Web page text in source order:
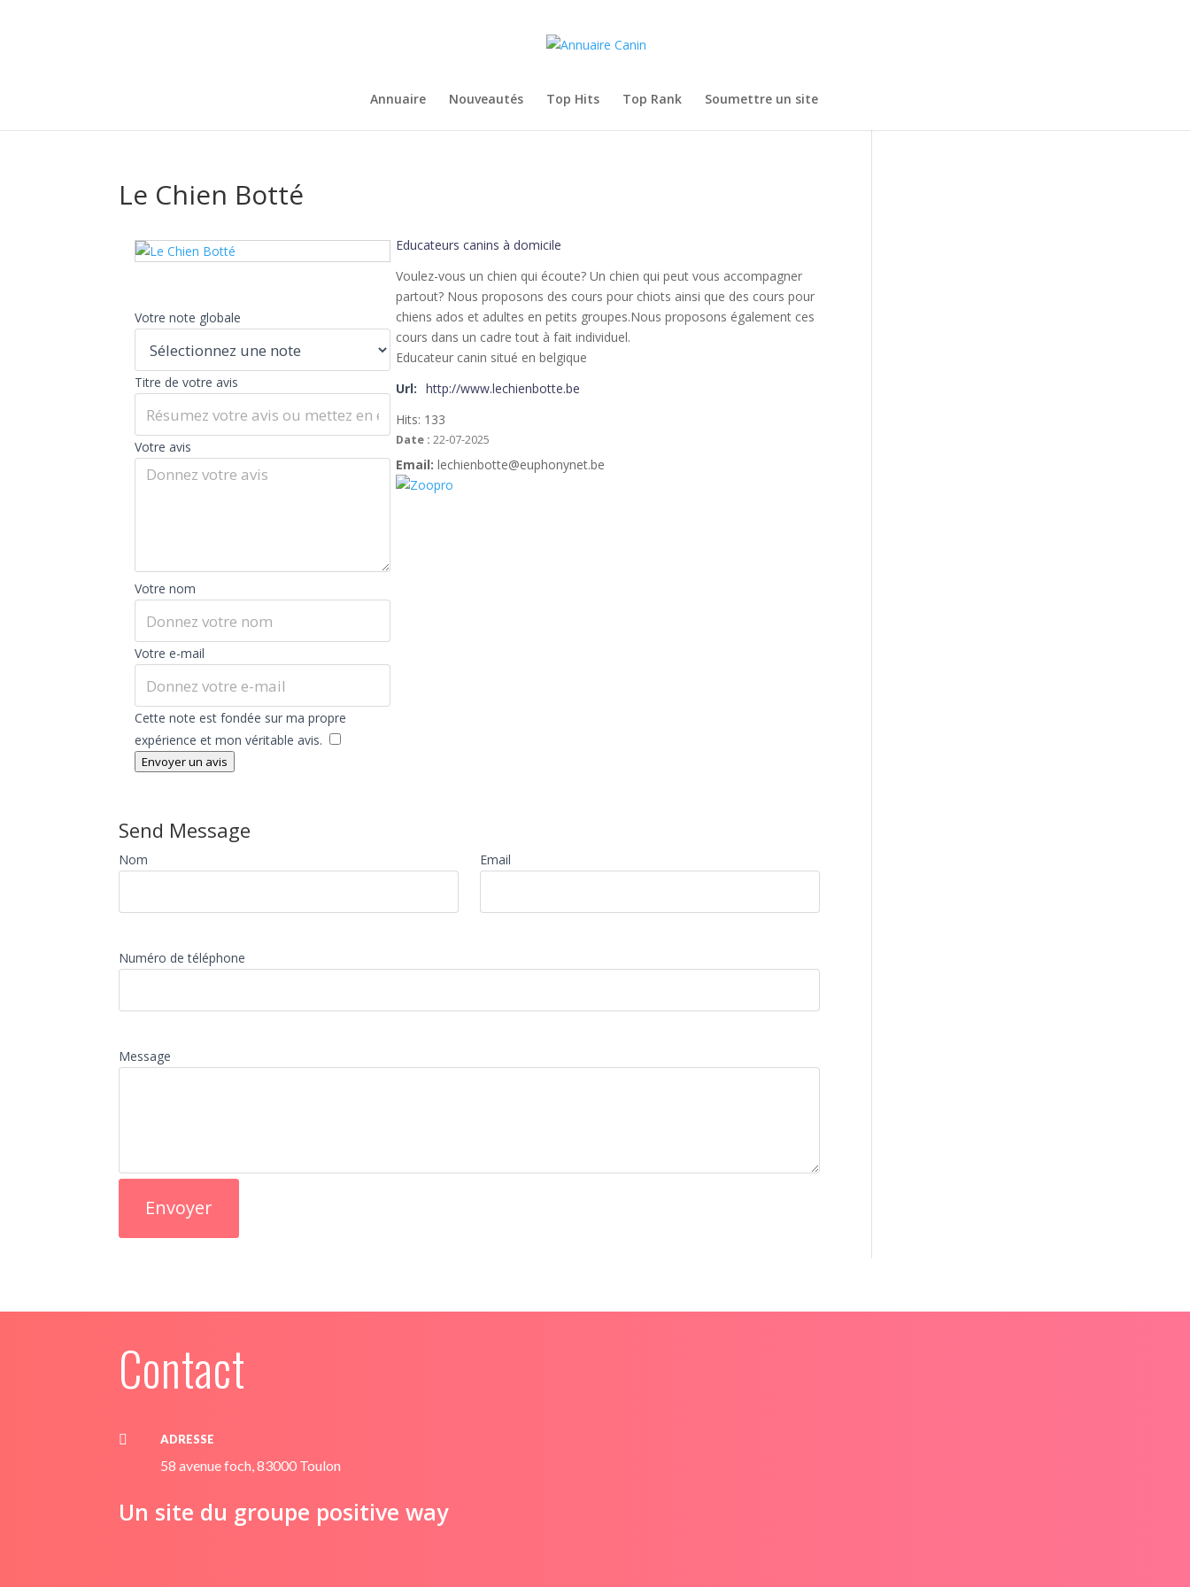
Annuaire Nouveautés Top Hits Top Rank Soumettre un site
Le Chien Botté
Votre note globale
Titre de votre avis
Votre avis
Votre nom
Votre e-mail
Cette note est fondée sur ma propre
expérience et mon véritable avis.
Envoyer un avis
Educateurs canins à domicile
Voulez-vous un chien qui écoute? Un chien qui peut vous accompagner
partout? Nous proposons des cours pour chiots ainsi que des cours pour
chiens ados et adultes en petits groupes.Nous proposons également ces
cours dans un cadre tout à fait individuel.
Educateur canin situé en belgique
Url:
http://www.lechienbotte.be
Hits: 133
Date : 22-07-2025
Email: lechienbotte@euphonynet.be
Send Message
Nom Email
Numéro de téléphone
Message
Contact
 ADRESSE
58 avenue foch, 83000 Toulon
Un site du groupe positive way